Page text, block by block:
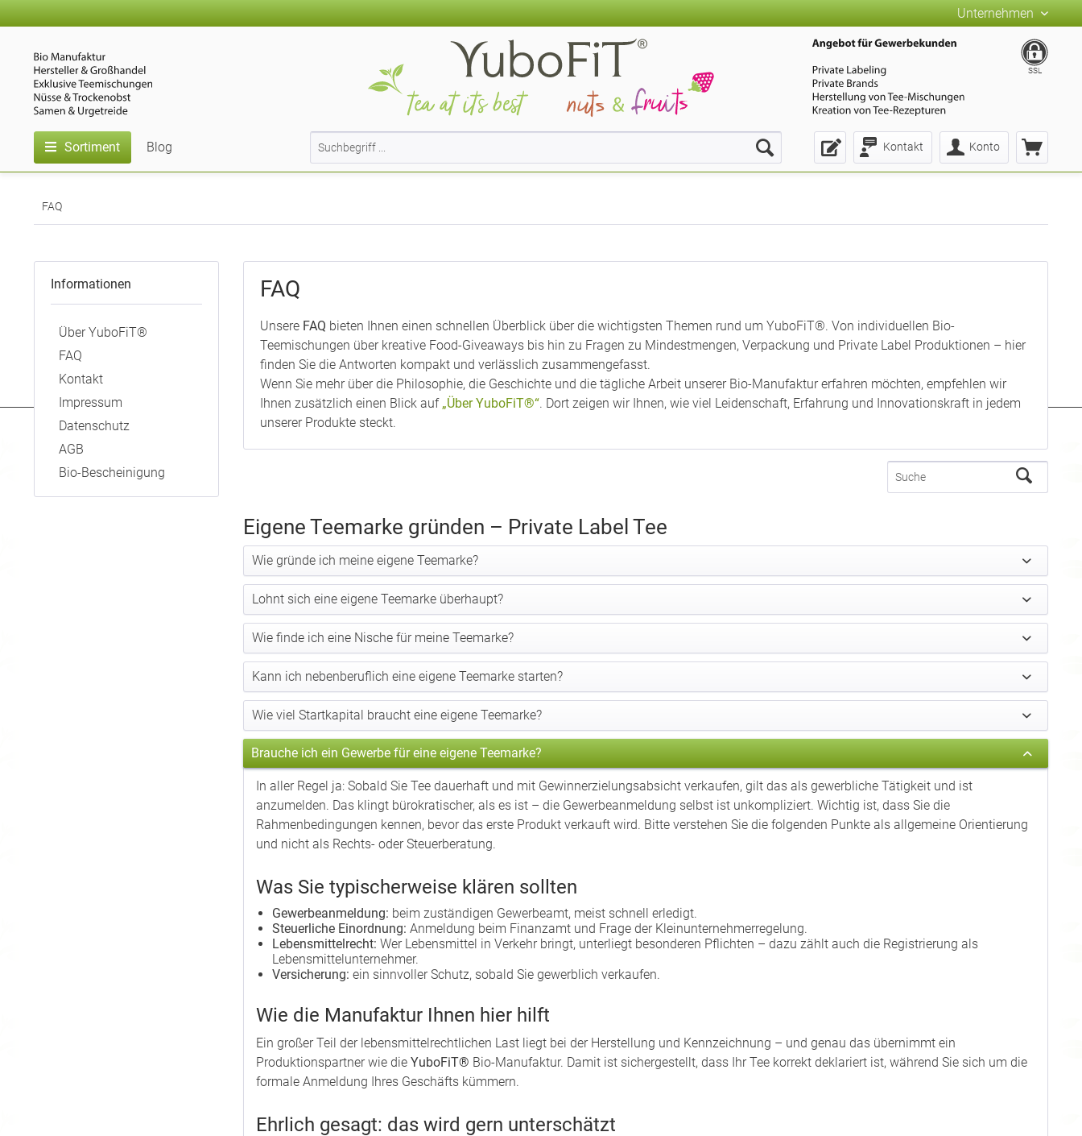
Unternehmen
Kontakt Konto
SSL
Sortiment Blog
FAQ
Informationen
Über YuboFiT®
FAQ
Kontakt
Impressum
Datenschutz
AGB
Bio-Bescheinigung
FAQ
Unsere FAQ bieten Ihnen einen schnellen Überblick über die wichtigsten Themen rund um YuboFiT®. Von individuellen Bio-
Teemischungen über kreative Food-Giveaways bis hin zu Fragen zu Mindestmengen, Verpackung und Private Label Produktionen – hier
finden Sie die Antworten kompakt und verlässlich zusammengefasst.
Wenn Sie mehr über die Philosophie, die Geschichte und die tägliche Arbeit unserer Bio-Manufaktur erfahren möchten, empfehlen wir
Ihnen zusätzlich einen Blick auf „Über YuboFiT®“. Dort zeigen wir Ihnen, wie viel Leidenschaft, Erfahrung und Innovationskraft in jedem
unserer Produkte steckt.
Eigene Teemarke gründen – Private Label Tee
Wie gründe ich meine eigene Teemarke?
Lohnt sich eine eigene Teemarke überhaupt?
Wie finde ich eine Nische für meine Teemarke?
Kann ich nebenberuflich eine eigene Teemarke starten?
Wie viel Startkapital braucht eine eigene Teemarke?
Brauche ich ein Gewerbe für eine eigene Teemarke?
In aller Regel ja: Sobald Sie Tee dauerhaft und mit Gewinnerzielungsabsicht verkaufen, gilt das als gewerbliche Tätigkeit und ist
anzumelden. Das klingt bürokratischer, als es ist – die Gewerbeanmeldung selbst ist unkompliziert. Wichtig ist, dass Sie die
Rahmenbedingungen kennen, bevor das erste Produkt verkauft wird. Bitte verstehen Sie die folgenden Punkte als allgemeine Orientierung
und nicht als Rechts- oder Steuerberatung.
Was Sie typischerweise klären sollten
Gewerbeanmeldung: beim zuständigen Gewerbeamt, meist schnell erledigt.
Steuerliche Einordnung: Anmeldung beim Finanzamt und Frage der Kleinunternehmerregelung.
Lebensmittelrecht: Wer Lebensmittel in Verkehr bringt, unterliegt besonderen Pflichten – dazu zählt auch die Registrierung als
Lebensmittelunternehmer.
Versicherung: ein sinnvoller Schutz, sobald Sie gewerblich verkaufen.
Wie die Manufaktur Ihnen hier hilft
Ein großer Teil der lebensmittelrechtlichen Last liegt bei der Herstellung und Kennzeichnung – und genau das übernimmt ein
Produktionspartner wie die YuboFiT® Bio-Manufaktur. Damit ist sichergestellt, dass Ihr Tee korrekt deklariert ist, während Sie sich um die
formale Anmeldung Ihres Geschäfts kümmern.
Ehrlich gesagt: das wird gern unterschätzt